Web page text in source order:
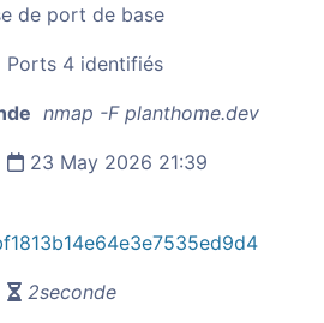
de port de base
Ports 4 identifiés
nmap -F planthome.dev
23 May 2026 21:39
2seconde